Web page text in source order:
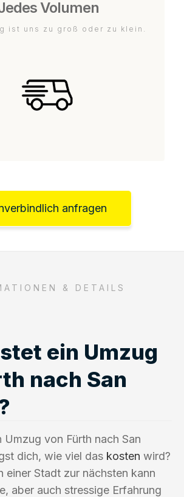
Volumen
ist uns zu groß oder zu klein.
anfragen
& DETAILS
ein Umzug
nach San
Umzug von Fürth nach San
dich, wie viel das kosten wird?
einer Stadt zur nächsten kann
aber auch stressige Erfahrung